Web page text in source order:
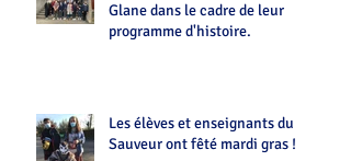
Glane dans le cadre de leur
programme d'histoire.
Les élèves et enseignants du
Sauveur ont fêté mardi gras !